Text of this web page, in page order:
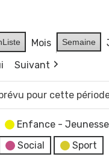
Liste Mois Semaine
Suivant
pour cette
Enfance - Jeunesse
Social Sport